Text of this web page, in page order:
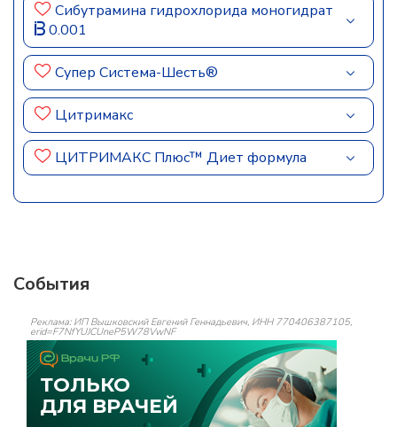
Сибутрамина гидрохлорида моногидрат
0.001
Супер Система-Шесть®
Цитримакс
ЦИТРИМАКС Плюс™ Диет формула
События
Реклама: ИП Вышковский Евгений Геннадьевич, ИНН 770406387105,
erid=F7NfYUJCUneP5W78VwNF